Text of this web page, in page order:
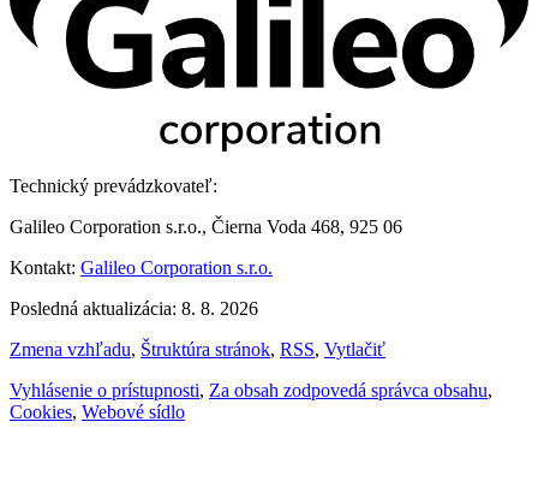
Technický prevádzkovateľ:
Galileo Corporation s.r.o., Čierna Voda 468, 925 06
Kontakt: Galileo Corporation s.r.o.
Posledná aktualizácia: 8. 8. 2026
Zmena vzhľadu, Štruktúra stránok, RSS, Vytlačiť
Vyhlásenie o prístupnosti, Za obsah zodpovedá správca obsahu,
Cookies, Webové sídlo